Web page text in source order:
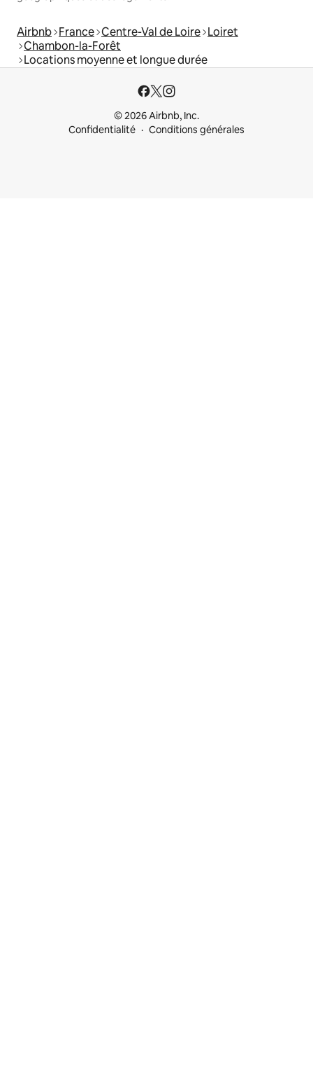
Airbnb France Centre-Val de Loire Loiret
Chambon-la-Forêt
Locations moyenne et longue durée
© 2026 Airbnb, Inc.
Confidentialité
Conditions générales